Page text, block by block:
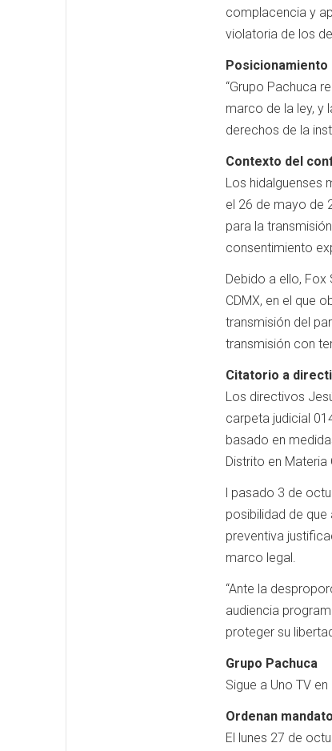
complacencia y
violatoria de los
Posicionamiento
“Grupo Pachuca
marco de la ley, y
derechos de la
Contexto del
Los hidalguenses
el 26 de mayo de
para la
consentimiento
Debido a ello,
CDMX, en el que
transmisión del
transmisión con
Citatorio a
Los directivos
carpeta judicial
basado en
Distrito en Materia
l pasado 3 de
posibilidad de
preventiva
marco legal.
“Ante la
audiencia
proteger su
Grupo Pachuca
Sigue a Uno TV
Ordenan
El lunes 27 de